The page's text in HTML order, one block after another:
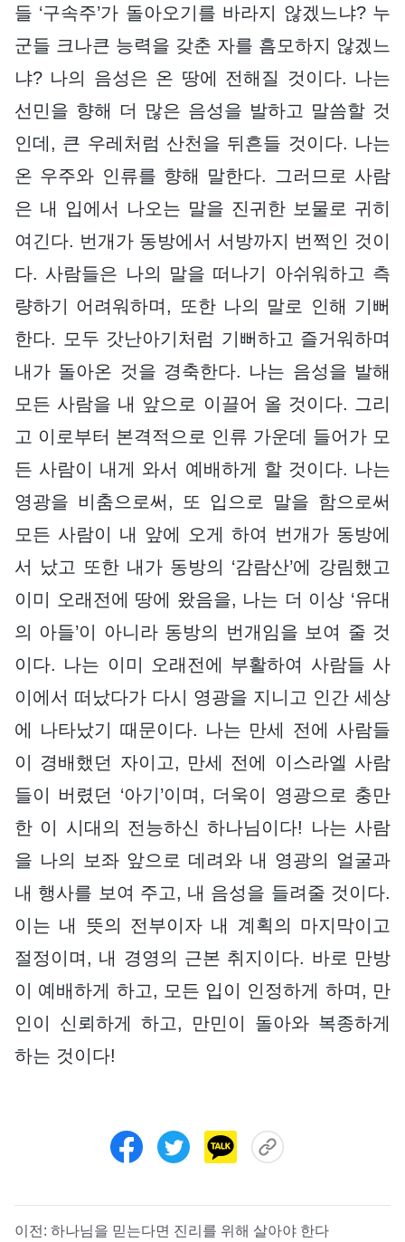
들 ‘구속주’가 돌아오기를 바라지 않겠느냐? 누
군들 크나큰 능력을 갖춘 자를 흠모하지 않겠느
냐? 나의 음성은 온 땅에 전해질 것이다. 나는
선민을 향해 더 많은 음성을 발하고 말씀할 것
인데, 큰 우레처럼 산천을 뒤흔들 것이다. 나는
온 우주와 인류를 향해 말한다. 그러므로 사람
은 내 입에서 나오는 말을 진귀한 보물로 귀히
여긴다. 번개가 동방에서 서방까지 번쩍인 것이
다. 사람들은 나의 말을 떠나기 아쉬워하고 측
량하기 어려워하며, 또한 나의 말로 인해 기뻐
한다. 모두 갓난아기처럼 기뻐하고 즐거워하며
내가 돌아온 것을 경축한다. 나는 음성을 발해
모든 사람을 내 앞으로 이끌어 올 것이다. 그리
고 이로부터 본격적으로 인류 가운데 들어가 모
든 사람이 내게 와서 예배하게 할 것이다. 나는
영광을 비춤으로써, 또 입으로 말을 함으로써
모든 사람이 내 앞에 오게 하여 번개가 동방에
서 났고 또한 내가 동방의 ‘감람산’에 강림했고
이미 오래전에 땅에 왔음을, 나는 더 이상 ‘유대
의 아들’이 아니라 동방의 번개임을 보여 줄 것
이다. 나는 이미 오래전에 부활하여 사람들 사
이에서 떠났다가 다시 영광을 지니고 인간 세상
에 나타났기 때문이다. 나는 만세 전에 사람들
이 경배했던 자이고, 만세 전에 이스라엘 사람
들이 버렸던 ‘아기’이며, 더욱이 영광으로 충만
한 이 시대의 전능하신 하나님이다! 나는 사람
을 나의 보좌 앞으로 데려와 내 영광의 얼굴과
내 행사를 보여 주고, 내 음성을 들려줄 것이다.
이는 내 뜻의 전부이자 내 계획의 마지막이고
절정이며, 내 경영의 근본 취지이다. 바로 만방
이 예배하게 하고, 모든 입이 인정하게 하며, 만
인이 신뢰하게 하고, 만민이 돌아와 복종하게
하는 것이다!
이전: 하나님을 믿는다면 진리를 위해 살아야 한다